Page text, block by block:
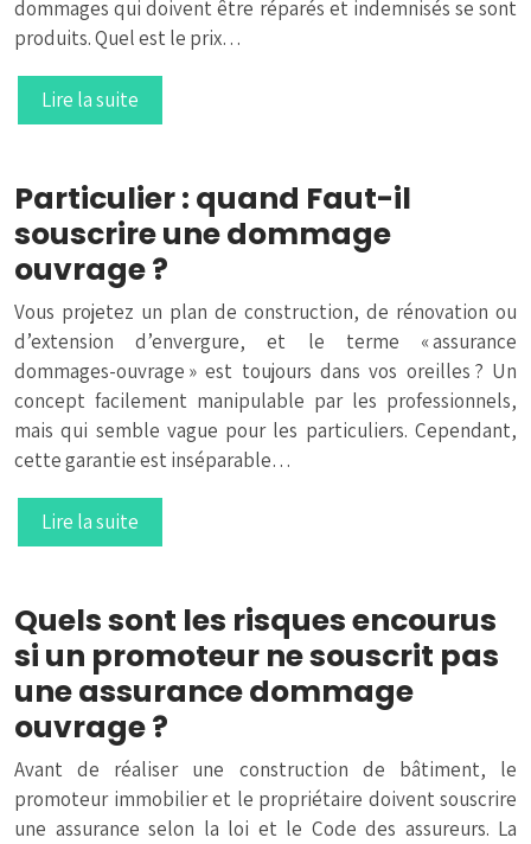
dommages qui doivent être réparés et indemnisés se sont
produits. Quel est le prix…
Lire la suite
Particulier : quand Faut-il
souscrire une dommage
ouvrage ?
Vous projetez un plan de construction, de rénovation ou
d’extension d’envergure, et le terme « assurance
dommages-ouvrage » est toujours dans vos oreilles ? Un
concept facilement manipulable par les professionnels,
mais qui semble vague pour les particuliers. Cependant,
cette garantie est inséparable…
Lire la suite
Quels sont les risques encourus
si un promoteur ne souscrit pas
une assurance dommage
ouvrage ?
Avant de réaliser une construction de bâtiment, le
promoteur immobilier et le propriétaire doivent souscrire
une assurance selon la loi et le Code des assureurs. La